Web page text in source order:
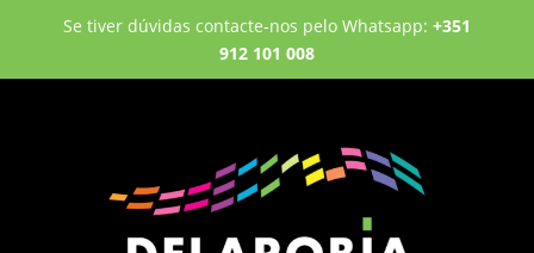
Se tiver dúvidas contacte-nos pelo Whatsapp: +351
912 101 008